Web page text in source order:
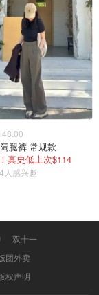
因素。例如，如
的流动性和投
的支持至关重
对加密货币的波
到困难，还是担
服务都可以根
不仅提
为那些希望参与
包）过于繁琐的
大极少数受监
解更多信息，请
的价格趋势，
腿裤 常规款
真史低上次$114
人感兴趣
双十一
团外卖
权声明